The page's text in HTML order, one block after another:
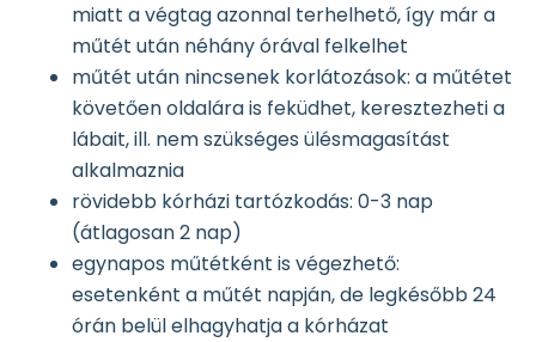
miatt a végtag azonnal terhelhető, így már a
műtét után néhány órával felkelhet
műtét után nincsenek korlátozások: a műtétet
követően oldalára is feküdhet, keresztezheti a
lábait, ill. nem szükséges ülésmagasítást
alkalmaznia
rövidebb kórházi tartózkodás: 0-3 nap
(átlagosan 2 nap)
egynapos műtétként is végezhető:
esetenként a műtét napján, de legkésőbb 24
órán belül elhagyhatja a kórházat